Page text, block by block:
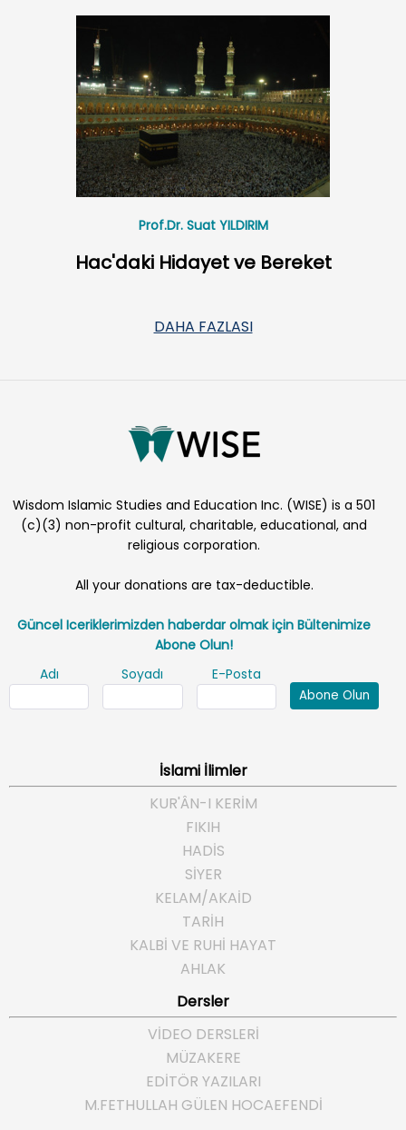
Prof.Dr. Suat YILDIRIM
Hac'daki Hidayet ve Bereket
DAHA FAZLASI
Wisdom Islamic Studies and Education Inc. (WISE) is a 501
(c)(3) non-profit cultural, charitable, educational, and
religious corporation.
All your donations are tax-deductible.
Güncel Iceriklerimizden haberdar olmak için Bültenimize
Abone Olun!
Adı
Soyadı E-Posta
Abone Olun
İslami İlimler
KUR'ÂN-I KERİM
FIKIH
HADİS
SİYER
KELAM/AKAİD
TARİH
KALBİ VE RUHİ HAYAT
AHLAK
Dersler
VİDEO DERSLERİ
MÜZAKERE
EDİTÖR YAZILARI
M.FETHULLAH GÜLEN HOCAEFENDI